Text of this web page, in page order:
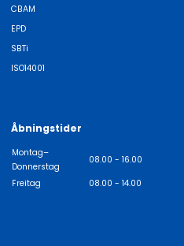
CBAM
EPD
SBTi
ISO14001
Åbningstider
Montag–
Donnerstag
08.00 - 16.00
Freitag
08.00 - 14.00